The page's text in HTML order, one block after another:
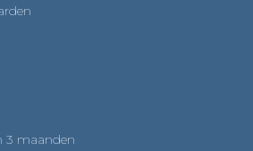
3 maanden